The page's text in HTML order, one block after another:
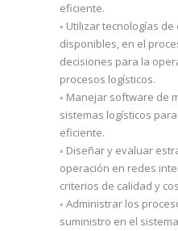
eficiente.
◦ Utilizar tecnologías
disponibles, en el
decisiones para la
procesos logísticos.
◦ Manejar software de
sistemas logísticos
eficiente.
◦ Diseñar y evaluar
operación en redes
criterios de calidad y
◦ Administrar los
suministro en el